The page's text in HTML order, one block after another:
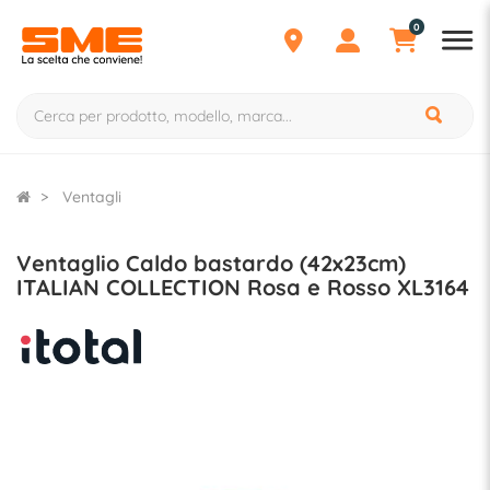
0
Ventagli
Ventaglio Caldo bastardo (42x23cm)
ITALIAN COLLECTION Rosa e Rosso XL3164